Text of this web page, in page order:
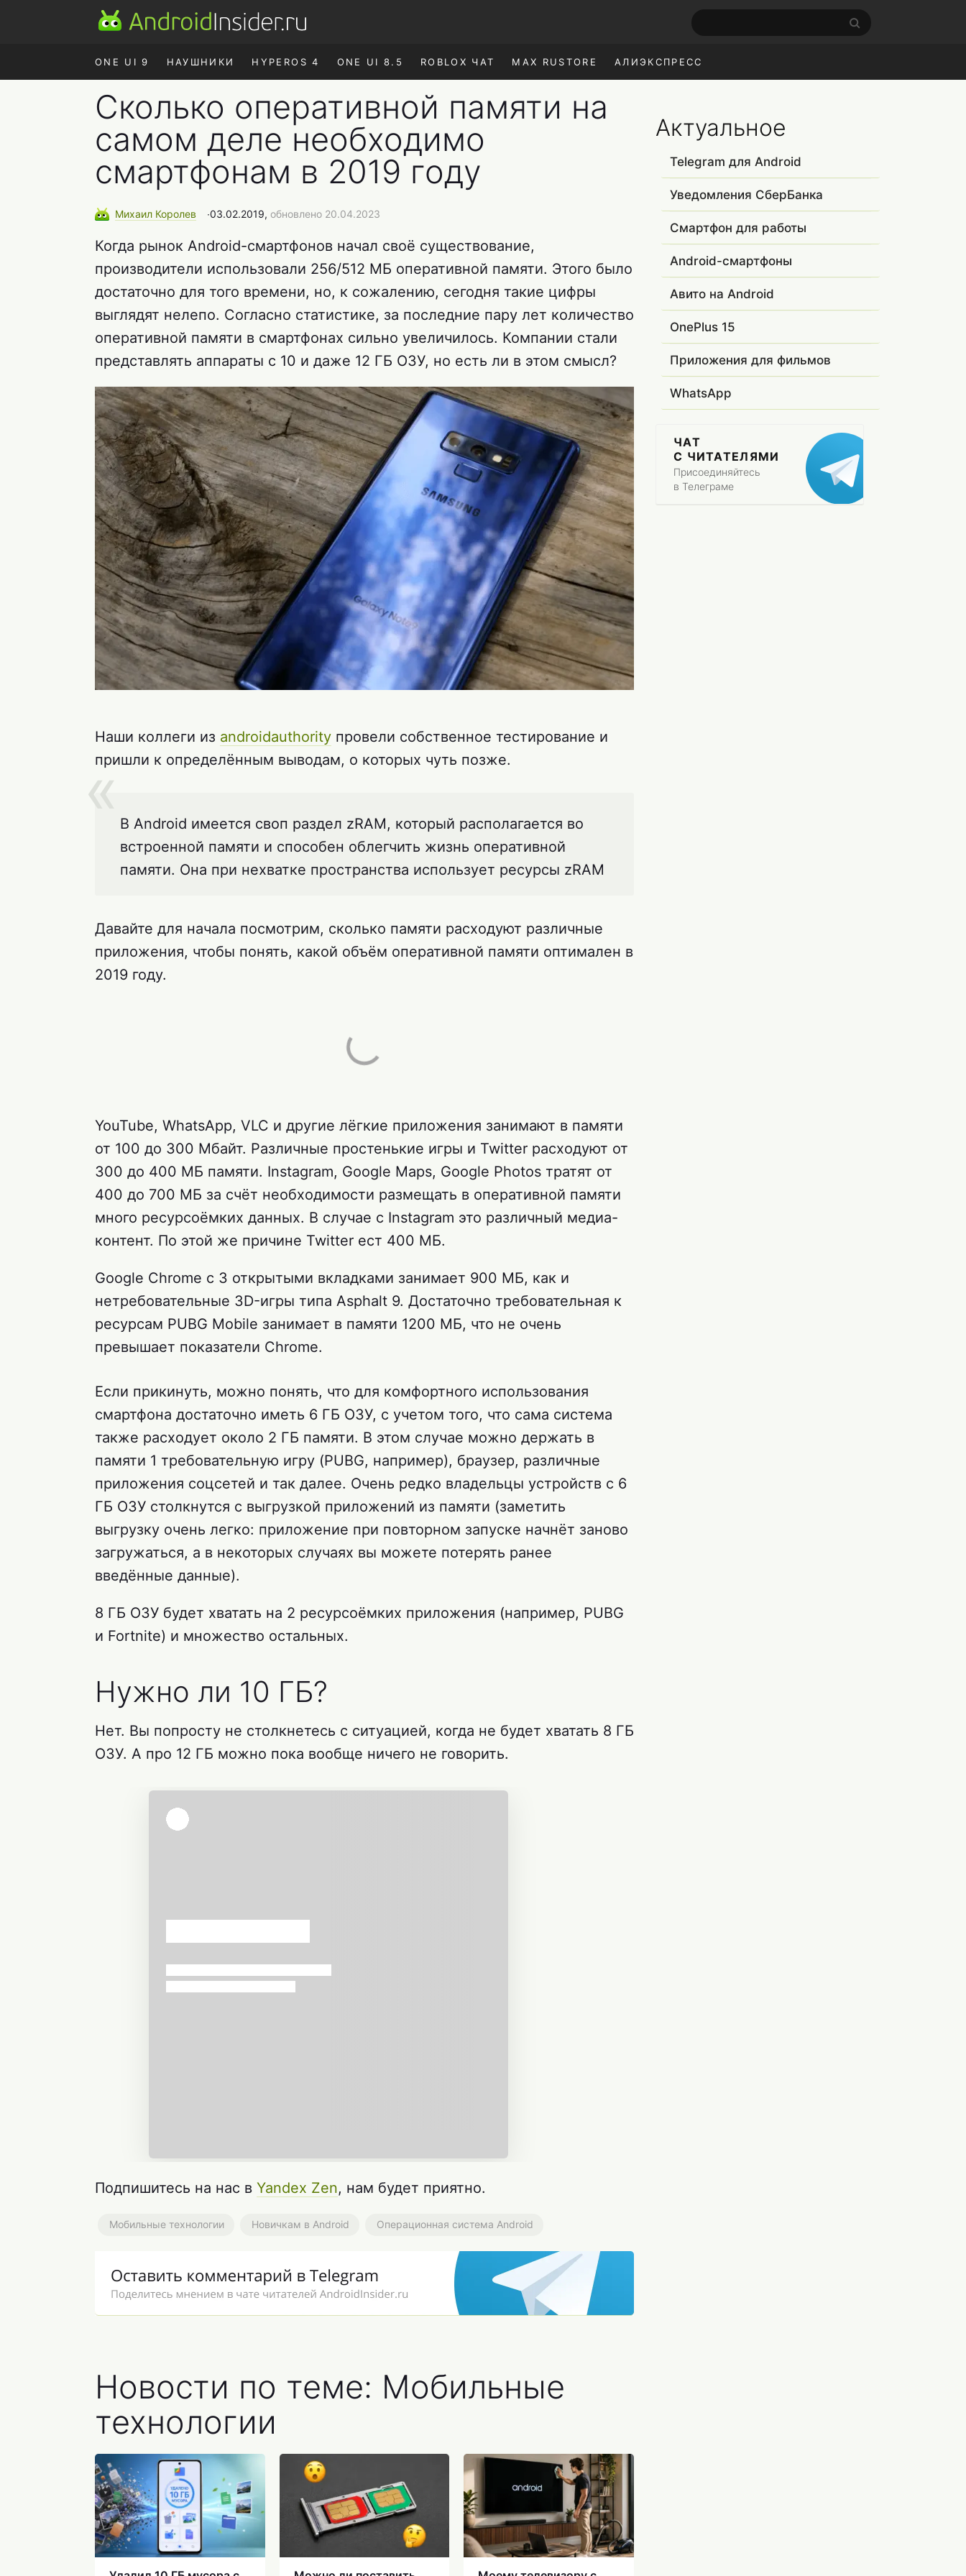
ONE UI 9 НАУШНИКИ HYPEROS 4 ONE UI 8.5 ROBLOX ЧАТ MAX RUSTORE АЛИЭКСПРЕСС
Сколько оперативной памяти на
самом деле необходимо
смартфонам в 2019 году
Михаил Королев ∙03.02.2019, обновлено 20.04.2023
Когда рынок Android-смартфонов начал своё существование,
производители использовали 256/512 МБ оперативной памяти. Этого было
достаточно для того времени, но, к сожалению, сегодня такие цифры
выглядят нелепо. Согласно статистике, за последние пару лет количество
оперативной памяти в смартфонах сильно увеличилось. Компании стали
представлять аппараты с 10 и даже 12 ГБ ОЗУ, но есть ли в этом смысл?
Наши коллеги из androidauthority провели собственное тестирование и
пришли к определённым выводам, о которых чуть позже.
В Android имеется своп раздел zRAM, который располагается во
встроенной памяти и способен облегчить жизнь оперативной
памяти. Она при нехватке пространства использует ресурсы zRAM
Давайте для начала посмотрим, сколько памяти расходуют различные
приложения, чтобы понять, какой объём оперативной памяти оптимален в
2019 году.
YouTube, WhatsApp, VLC и другие лёгкие приложения занимают в памяти
от 100 до 300 Мбайт. Различные простенькие игры и Twitter расходуют от
300 до 400 МБ памяти. Instagram, Google Maps, Google Photos тратят от
400 до 700 МБ за счёт необходимости размещать в оперативной памяти
много ресурсоёмких данных. В случае с Instagram это различный медиа-
контент. По этой же причине Twitter ест 400 МБ.
Google Chrome с 3 открытыми вкладками занимает 900 МБ, как и
нетребовательные 3D-игры типа Asphalt 9. Достаточно требовательная к
ресурсам PUBG Mobile занимает в памяти 1200 МБ, что не очень
превышает показатели Chrome.
Если прикинуть, можно понять, что для комфортного использования
смартфона достаточно иметь 6 ГБ ОЗУ, с учетом того, что сама система
также расходует около 2 ГБ памяти. В этом случае можно держать в
памяти 1 требовательную игру (PUBG, например), браузер, различные
приложения соцсетей и так далее. Очень редко владельцы устройств с 6
ГБ ОЗУ столкнутся с выгрузкой приложений из памяти (заметить
выгрузку очень легко: приложение при повторном запуске начнёт заново
загружаться, а в некоторых случаях вы можете потерять ранее
введённые данные).
8 ГБ ОЗУ будет хватать на 2 ресурсоёмких приложения (например, PUBG
и Fortnite) и множество остальных.
Нужно ли 10 ГБ?
Нет. Вы попросту не столкнетесь с ситуацией, когда не будет хватать 8 ГБ
ОЗУ. А про 12 ГБ можно пока вообще ничего не говорить.
Подпишитесь на нас в Yandex Zen, нам будет приятно.
Мобильные технологии Новичкам в Android Операционная система Android
Новости по теме: Мобильные
технологии
Актуальное
Telegram для Android
Уведомления СберБанка
Смартфон для работы
Android-смартфоны
Авито на Android
OnePlus 15
Приложения для фильмов
WhatsApp
ЧАТ
С ЧИТАТЕЛЯМИ
Присоединяйтесь
в Телеграме